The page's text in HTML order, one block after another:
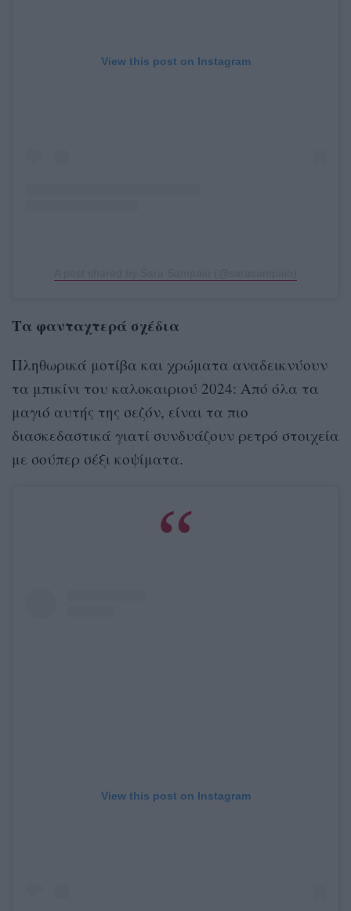
View this post on Instagram
Τα φανταχτερά σχέδια
Πληθωρικά μοτίβα και χρώματα αναδεικνύουν
τα μπικίνι του καλοκαιριού 2024: Από όλα τα
μαγιό αυτής της σεζόν, είναι τα πιο
διασκεδαστικά γιατί συνδυάζουν ρετρό στοιχεία
με σούπερ σέξι κοψίματα.
View this post on Instagram